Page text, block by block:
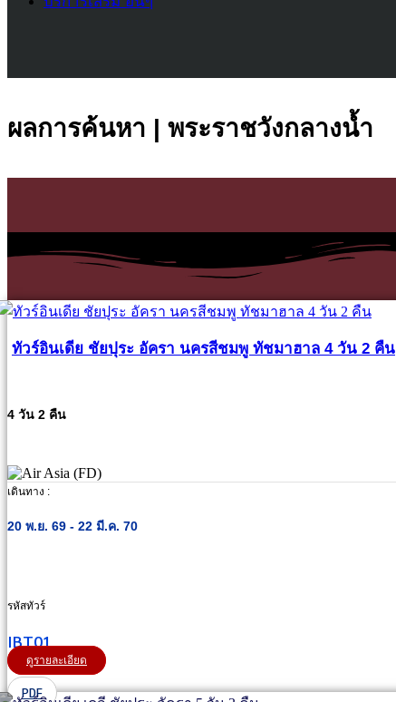
ผลการค้นหา | พระราชวังกลางน้ำ
ทัวร์อินเดีย ชัยปุระ อัครา นครสีชมพู ทัชมาฮาล 4 วัน 2 คืน
4 วัน 2 คืน
เดินทาง :
20 พ.ย. 69 - 22 มี.ค. 70
รหัสทัวร์
IBT01
ดูรายละเอียด
PDF